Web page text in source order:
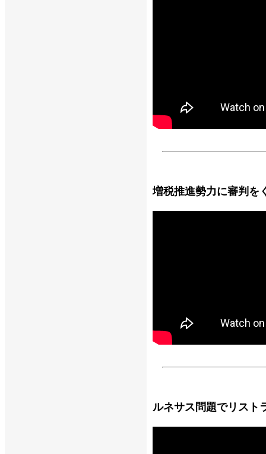
増税推進勢力に審判を
ルネサス問題でリスト